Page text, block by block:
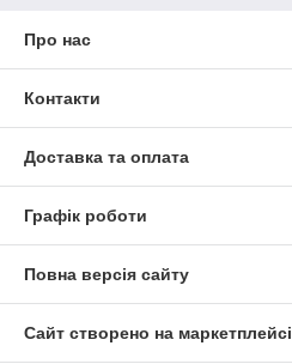
Про нас
Контакти
Доставка та оплата
Графік роботи
Повна версія сайту
Сайт створено на маркетплейсі